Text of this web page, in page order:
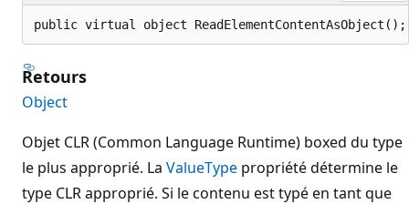
public virtual object ReadElementContentAsObject();
Retours
Object
Objet CLR (Common Language Runtime) boxed du type
le plus approprié. La ValueType propriété détermine le
type CLR approprié. Si le contenu est typé en tant que